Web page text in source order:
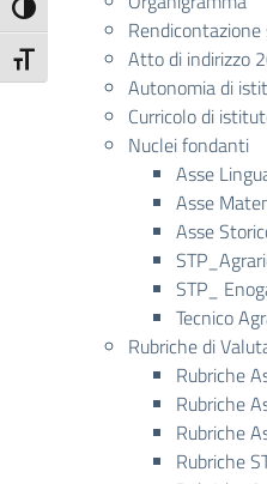
Attiva/disattiva alto contrasto
Attiva/disattiva dimensione testo
Rendicontazione
Atto di indirizzo
Autonomia di
Curricolo di
Nuclei fondanti
Asse
Asse
Asse
STP_
Tecnico
Rubriche di
Rubriche
Rubriche
Rubriche
Rubriche